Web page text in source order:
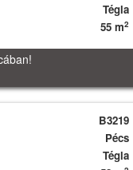
Tégla
55 m2
B3219
Pécs
Tégla